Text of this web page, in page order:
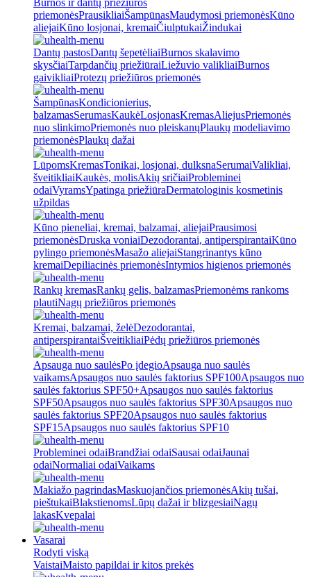
Burnos ir dantų priežiūros
priemonėsPrausikliaiŠampūnasMaudymosi priemonėsKūno
aliejaiKūno losjonai, kremaiČiulptukaiŽindukai
Dantų pastosDantų šepetėliaiBurnos skalavimo
skysčiaiTarpdančių priežiūraiLiežuvio valikliaiBurnos
gaivikliaiProtezų priežiūros priemonės
ŠampūnasKondicionierius,
balzamasSerumasKaukėLosjonasKremasAliejusPriemonės
nuo slinkimoPriemonės nuo pleiskanųPlaukų modeliavimo
priemonėsPlaukų dažai
LūpomsKremasTonikai, losjonai, dulksnaSerumaiValikliai,
šveitikliaiKaukės, molisAkių sričiaiProbleminei
odaiVyramsYpatinga priežiūraDermatologinis kosmetinis
užpildas
Kūno pieneliai, kremai, balzamai, aliejaiPrausimosi
priemonėsDruska voniaiDezodorantai, antiperspirantaiKūno
pylingo priemonėsMasažo aliejaiStangrinantys kūno
kremaiDepiliacinės priemonėsIntymios higienos priemonės
Rankų kremasRankų gelis, balzamasPriemonėms rankoms
plautiNagų priežiūros priemonės
Kremai, balzamai, želėDezodorantai,
antiperspirantaiŠveitikliaiPėdų priežiūros priemonės
Apsauga nuo saulėsPo įdegioApsauga nuo saulės
vaikamsApsaugos nuo saulės faktorius SPF100Apsaugos nuo
saulės faktorius SPF50+Apsaugos nuo saulės faktorius
SPF50Apsaugos nuo saulės faktorius SPF30Apsaugos nuo
saulės faktorius SPF20Apsaugos nuo saulės faktorius
SPF15Apsaugos nuo saulės faktorius SPF10
Probleminei odaiBrandžiai odaiSausai odaiJaunai
odaiNormaliai odaiVaikams
Makiažo pagrindasMaskuojančios priemonėsAkių tušai,
pieštukaiBlakstienomsLūpų dažai ir blizgesiaiNagų
lakasKvepalai
Vasarai
Rodyti viską
VaistaiMaisto papildai ir kitos prekės